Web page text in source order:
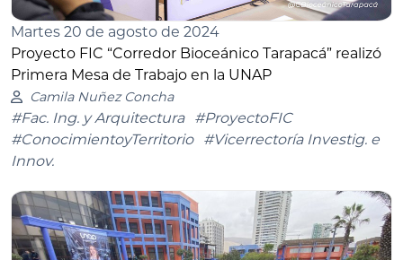
Martes 20 de agosto de 2024
Proyecto FIC “Corredor Bioceánico Tarapacá” realizó
Primera Mesa de Trabajo en la UNAP
Camila Nuñez Concha
#Fac. Ing. y Arquitectura
#ProyectoFIC
#ConocimientoyTerritorio
#Vicerrectoría Investig. e
Innov.